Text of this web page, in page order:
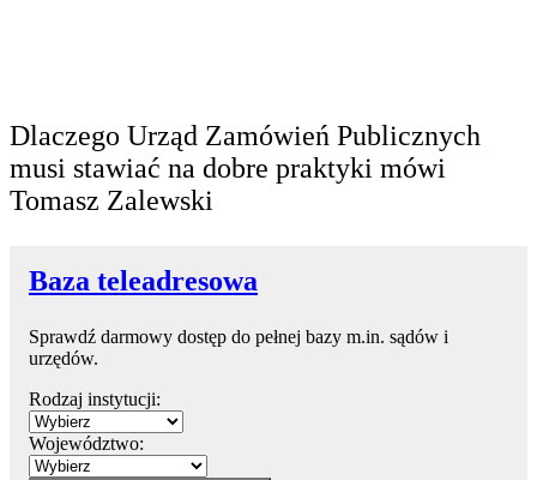
Dlaczego Urząd Zamówień Publicznych
musi stawiać na dobre praktyki mówi
Tomasz Zalewski
Baza teleadresowa
Sprawdź darmowy dostęp do pełnej bazy m.in. sądów i
urzędów.
Rodzaj instytucji:
Województwo: